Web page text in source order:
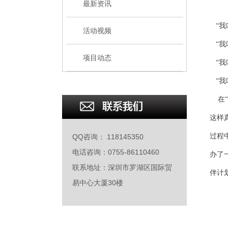
最新资讯
活动视频
项目动态
QQ咨询： 118145350
电话咨询：0755-86110460
联系地址：深圳市罗湖区国际贸
易中心大厦30楼
“我
“我
“我
“我
在
这样
过程
办了
伴计